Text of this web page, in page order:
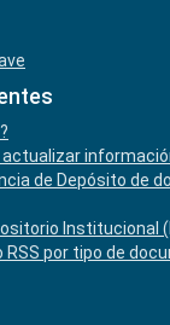
actualizar
de Depósito de
Institucional
RSS por tipo de